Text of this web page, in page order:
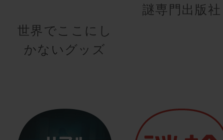
世界でここにし
かないグッズ
謎専門出版社